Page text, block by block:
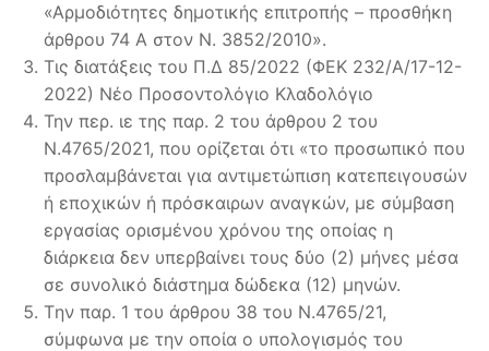
«Αρμοδιότητες δημοτικής επιτροπής – προσθήκη
άρθρου 74 Α στον Ν. 3852/2010».
Τις διατάξεις του Π.Δ 85/2022 (ΦΕΚ 232/Α/17-12-
2022) Νέο Προσοντολόγιο Κλαδολόγιο
Την περ. ιε της παρ. 2 του άρθρου 2 του
Ν.4765/2021, που ορίζεται ότι «το προσωπικό που
προσλαμβάνεται για αντιμετώπιση κατεπειγουσών
ή εποχικών ή πρόσκαιρων αναγκών, με σύμβαση
εργασίας ορισμένου χρόνου της οποίας η
διάρκεια δεν υπερβαίνει τους δύο (2) μήνες μέσα
σε συνολικό διάστημα δώδεκα (12) μηνών.
Tην παρ. 1 του άρθρου 38 του Ν.4765/21,
σύμφωνα με την οποία ο υπολογισμός του